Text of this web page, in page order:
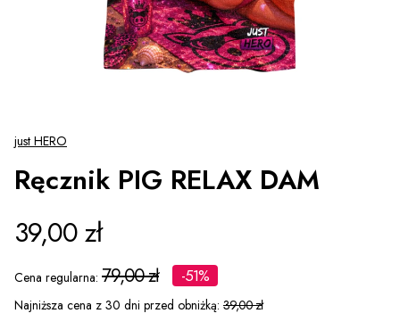
just HERO
Ręcznik PIG RELAX DAM
39,00 zł
Cena regularna: 79,00 zł -51%
Najniższa cena z 30 dni przed obniżką: 39,00 zł